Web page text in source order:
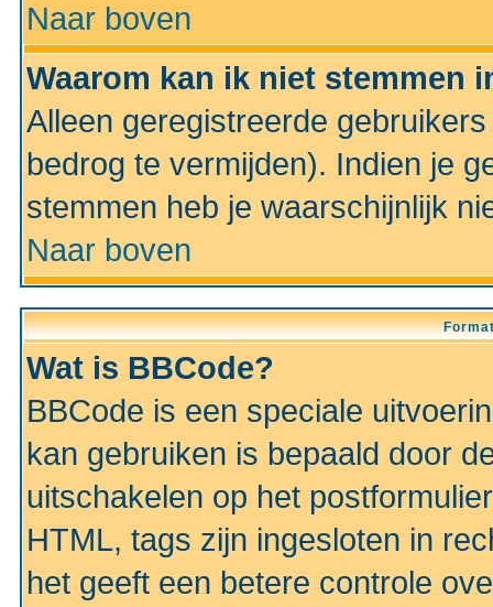
Naar boven
Waarom kan ik niet stemmen
Alleen geregistreerde
bedrog te vermijden). Indien je
stemmen heb je waarschijnlijk
Naar boven
Wat is BBCode?
BBCode is een speciale
kan gebruiken is bepaald door
uitschakelen op het
HTML, tags zijn ingesloten in
het geeft een betere controle